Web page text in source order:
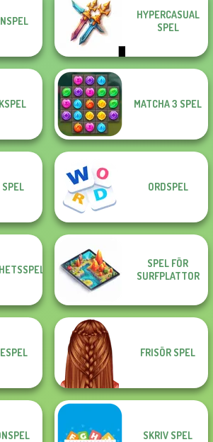
HYPERCASUAL
SPEL
MATCHA 3 SPEL
SPEL ORDSPEL
SPEL FÖR
SURFPLATTOR
FRISÖR SPEL
SKRIV SPEL